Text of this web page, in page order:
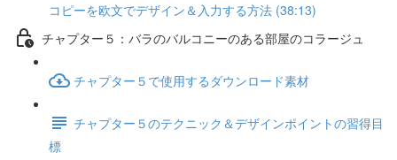
コピーを欧文でデザイン＆入力する方法 (38:13)
チャプター５：バラのバルコニーのある部屋のコラージュ
チャプター５で使用するダウンロード素材
チャプター５のテクニック＆デザインポイントの習得目
標